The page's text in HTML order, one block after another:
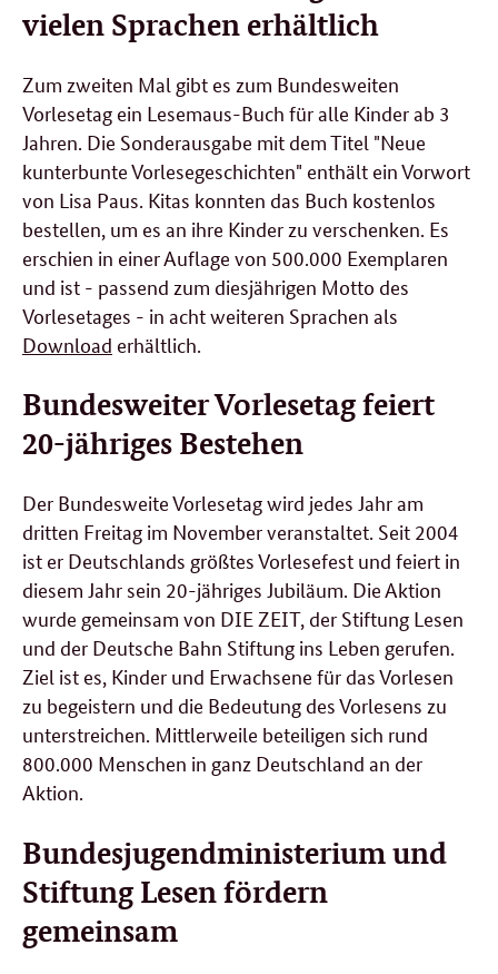
vielen Sprachen erhältlich
Zum zweiten Mal gibt es zum Bundesweiten
Vorlesetag ein Lesemaus-Buch für alle Kinder ab 3
Jahren. Die Sonderausgabe mit dem Titel "Neue
kunterbunte Vorlesegeschichten" enthält ein Vorwort
von Lisa Paus. Kitas konnten das Buch kostenlos
bestellen, um es an ihre Kinder zu verschenken. Es
erschien in einer Auflage von 500.000 Exemplaren
und ist - passend zum diesjährigen Motto des
Vorlesetages - in acht weiteren Sprachen als
Download erhältlich.
Bundesweiter Vorlesetag feiert
20-jähriges Bestehen
Der Bundesweite Vorlesetag wird jedes Jahr am
dritten Freitag im November veranstaltet. Seit 2004
ist er Deutschlands größtes Vorlesefest und feiert in
diesem Jahr sein 20-jähriges Jubiläum. Die Aktion
wurde gemeinsam von DIE ZEIT, der Stiftung Lesen
und der Deutsche Bahn Stiftung ins Leben gerufen.
Ziel ist es, Kinder und Erwachsene für das Vorlesen
zu begeistern und die Bedeutung des Vorlesens zu
unterstreichen. Mittlerweile beteiligen sich rund
800.000 Menschen in ganz Deutschland an der
Aktion.
Bundesjugendministerium und
Stiftung Lesen fördern
gemeinsam